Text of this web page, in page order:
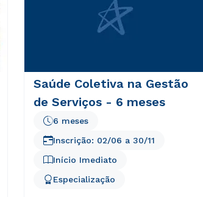
Saúde Coletiva na Gestão
de Serviços - 6 meses
Início Imediato
6 meses
Especialização
Inscrição: 02/06 a 30/11